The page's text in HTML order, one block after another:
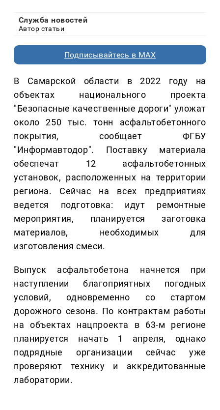
Служба новостей
Автор статьи
Подписывайтесь в MAX
В Самарской области в 2022 году на
объектах национального проекта
"Безопасные качественные дороги" уложат
около 250 тыс. тонн асфальтобетонного
покрытия, сообщает ФГБУ
"Информавтодор". Поставку материала
обеспечат 12 асфальтобетонных
установок, расположенных на территории
региона. Сейчас на всех предприятиях
ведется подготовка: идут ремонтные
мероприятия, планируется заготовка
материалов, необходимых для
изготовления смеси.
Выпуск асфальтобетона начнется при
наступлении благоприятных погодных
условий, одновременно со стартом
дорожного сезона. По контрактам работы
на объектах нацпроекта в 63-м регионе
планируется начать 1 апреля, однако
подрядные организации сейчас уже
проверяют технику и аккредитованные
лаборатории.